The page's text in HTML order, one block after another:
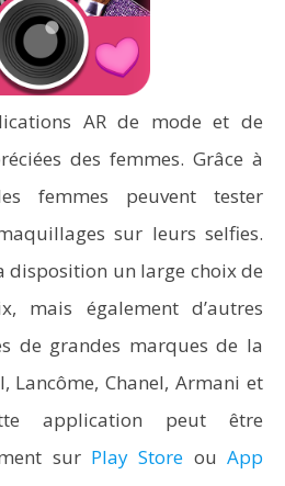
AR de mode et de
des femmes. Grâce à
femmes peuvent tester
sur leurs selfies.
disposition un large choix de
mais également d’autres
de grandes marques de la
Lancôme, Chanel, Armani et
application peut être
sur Play Store ouApp